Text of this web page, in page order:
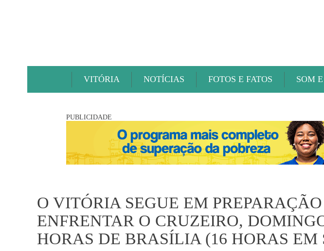
VITÓRIA NOTÍCIAS FOTOS E FATOS SOM
PUBLICIDADE
O VITÓRIA SEGUE EM
ENFRENTAR O CRUZEIRO,
HORAS DE BRASÍLIA (16 HORAS EM